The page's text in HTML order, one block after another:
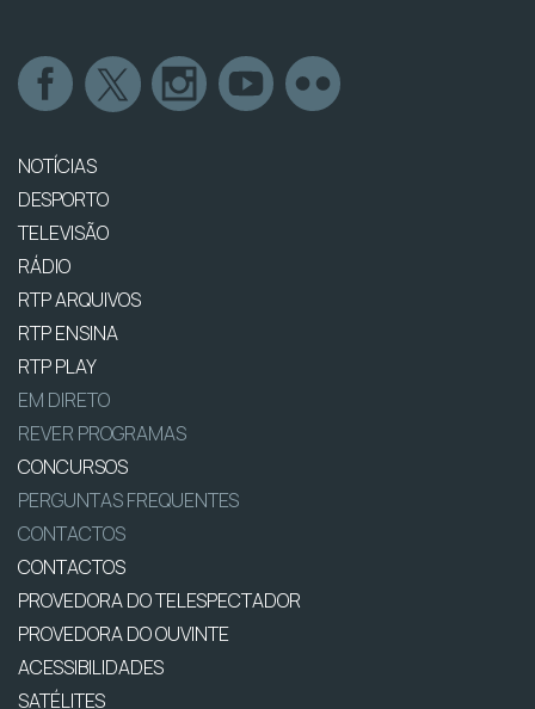
NOTÍCIAS
DESPORTO
TELEVISÃO
RÁDIO
RTP ARQUIVOS
RTP ENSINA
RTP PLAY
EM DIRETO
REVER PROGRAMAS
CONCURSOS
PERGUNTAS FREQUENTES
CONTACTOS
CONTACTOS
PROVEDORA DO TELESPECTADOR
PROVEDORA DO OUVINTE
ACESSIBILIDADES
SATÉLITES